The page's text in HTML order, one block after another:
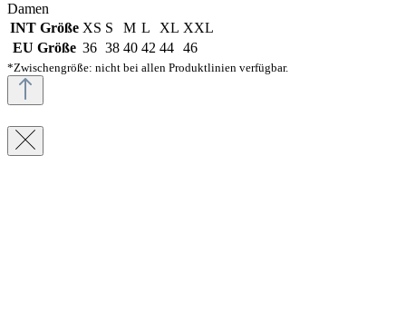
Damen
INT Größe XS S M L XL XXL
EU Größe 36 38 40 42 44 46
*Zwischengröße: nicht bei allen Produktlinien verfügbar.